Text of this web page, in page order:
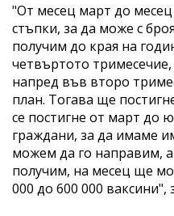
"От месец март до
стъпки, за да може с
получим до края на
четвъртото
напред във второ
план. Тогава ще
се постигне от март до
граждани, за да имаме
можем да го направим,
получим, на месец ще
000 до 600 000 ваксини",